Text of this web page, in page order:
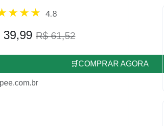
4.8
39,99 R$ 61,52
🛒COMPRAR AGORA